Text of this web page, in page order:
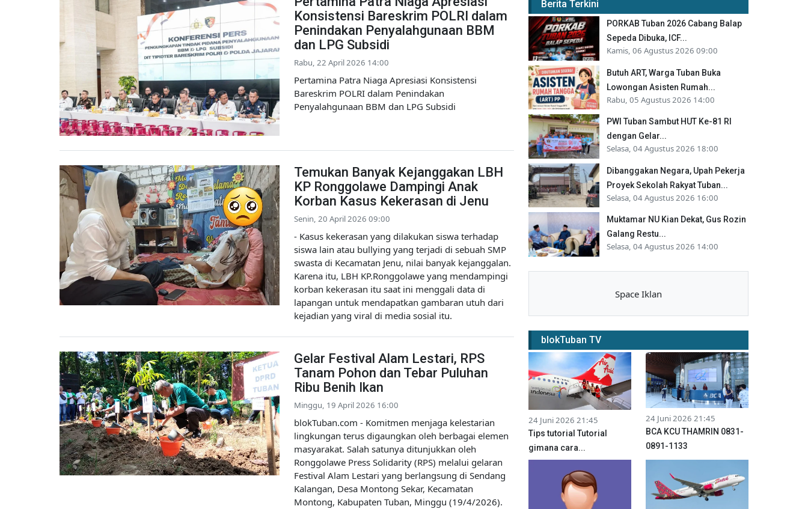
Konsistensi Bareskrim POLRI dalam
Penindakan Penyalahgunaan BBM
dan LPG Subsidi
Rabu, 22 April 2026 14:00
Pertamina Patra Niaga Apresiasi Konsistensi
Bareskrim POLRI dalam Penindakan
Penyalahgunaan BBM dan LPG Subsidi
Temukan Banyak Kejanggakan LBH
KP Ronggolawe Dampingi Anak
Korban Kasus Kekerasan di Jenu
Senin, 20 April 2026 09:00
- Kasus kekerasan yang dilakukan siswa terhadap
siswa lain atau bullying yang terjadi di sebuah SMP
swasta di Kecamatan Jenu, nilai banyak kejanggalan.
Karena itu, LBH KP.Ronggolawe yang mendampingi
korban kekerasan itu saat ini menggali data di
lapangan untuk mendapatkan gambaran utuh dari
kejadian yang viral di media sosial itu.
Gelar Festival Alam Lestari, RPS
Tanam Pohon dan Tebar Puluhan
Ribu Benih Ikan
Minggu, 19 April 2026 16:00
blokTuban.com - Komitmen menjaga kelestarian
lingkungan terus digaungkan oleh berbagai elemen
masyarakat. Salah satunya ditunjukkan oleh
Ronggolawe Press Solidarity (RPS) melalui gelaran
Festival Alam Lestari yang berlangsung di Sendang
Kalangan, Desa Montong Sekar, Kecamatan
Montong, Kabupaten Tuban, Minggu (19/4/2026).
Berita Terkini
PORKAB Tuban 2026 Cabang Balap
Sepeda Dibuka, ICF...
Kamis, 06 Agustus 2026 09:00
Butuh ART, Warga Tuban Buka
Lowongan Asisten Rumah...
Rabu, 05 Agustus 2026 14:00
PWI Tuban Sambut HUT Ke-81 RI
dengan Gelar...
Selasa, 04 Agustus 2026 18:00
Dibanggakan Negara, Upah Pekerja
Proyek Sekolah Rakyat Tuban...
Selasa, 04 Agustus 2026 16:00
Muktamar NU Kian Dekat, Gus Rozin
Galang Restu...
Selasa, 04 Agustus 2026 14:00
Space Iklan
blokTuban TV
24 Juni 2026 21:45
Tips tutorial Tutorial
gimana cara...
24 Juni 2026 21:45
BCA KCU THAMRIN 0831-
0891-1133